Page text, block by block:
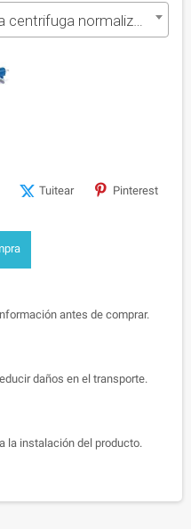
normalizzata con supporto
Tuitear Pinterest
antes de comprar.
daños en el transporte.
la instalación del producto.